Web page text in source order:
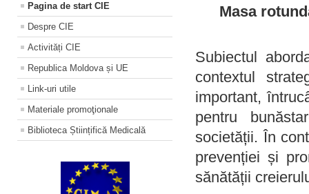
Pagina de start CIE
Despre CIE
Activități CIE
Republica Moldova și UE
Link-uri utile
Materiale promoţionale
Biblioteca Științifică Medicală
Masa
Subiectul
contextul
important,
pentru
societății. În
prevenției și
sănătății